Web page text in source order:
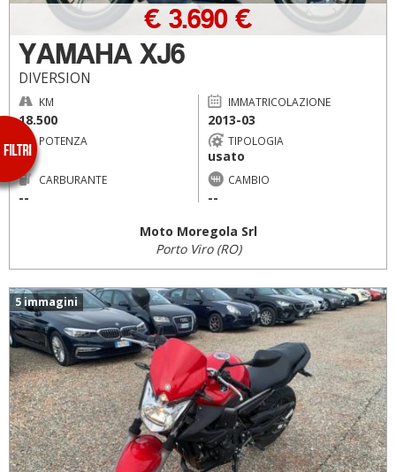
YAMAHA XJ6
DIVERSION
€ 3.690 €
KM
18.500
IMMATRICOLAZIONE
2013-03
POTENZA
--
TIPOLOGIA
usato
CARBURANTE
--
CAMBIO
--
Moto Moregola Srl
Porto Viro (RO)
5 immagini